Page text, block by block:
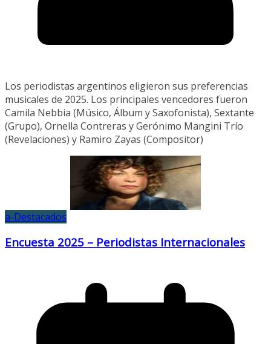
Los periodistas argentinos eligieron sus preferencias
musicales de 2025. Los principales vencedores fueron
Camila Nebbia (Músico, Álbum y Saxofonista), Sextante
(Grupo), Ornella Contreras y Gerónimo Mangini Trío
(Revelaciones) y Ramiro Zayas (Compositor)
a-Destacados
Encuesta 2025 – Periodistas Internacionales